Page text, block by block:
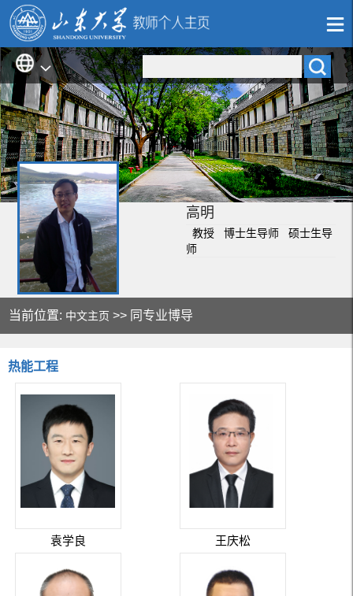
高明
教授 博士生导师 硕士生导
师
当前位置: 中文主页 >> 同专业博导
热能工程
袁学良 王庆松